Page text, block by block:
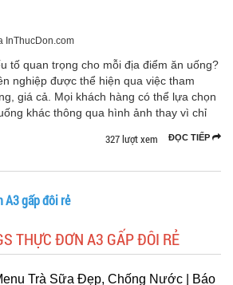
InThucDon.com
tố quan trọng cho mỗi địa điểm ăn uống?
nghiệp được thể hiện qua việc tham
giá cả. Mọi khách hàng có thể lựa chọn
khác thông qua hình ảnh thay vì chỉ
ĐỌC TIẾP
327 lượt xem
A3 gấp đôi rẻ
THỰC ĐƠN A3 GẤP ĐÔI RẺ
Trà Sữa Đẹp, Chống Nước | Báo